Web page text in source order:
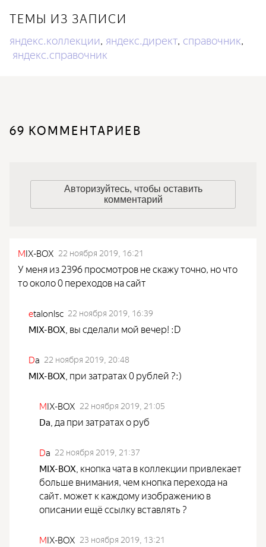
ТЕМЫ ИЗ ЗАПИСИ
яндекс.коллекции, яндекс.директ, справочник,
яндекс.справочник
69 КОММЕНТАРИЕВ
Авторизуйтесь, чтобы оставить
комментарий
MIX-BOX 22 ноября 2019, 16:21
У меня из 2396 просмотров не скажу точно, но что
то около 0 переходов на сайт
etalonlsc 22 ноября 2019, 16:39
MIX-BOX вы сделали мой вечер! :D
Da 22 ноября 2019, 20:48
MIX-BOX при затратах 0 рублей ?:)
MIX-BOX 22 ноября 2019, 21:05
Da да при затратах о руб
Da 22 ноября 2019, 21:37
MIX-BOX кнопка чата в коллекции привлекает
больше внимания, чем кнопка перехода на
сайт. может к каждому изображению в
описании ещё ссылку вставлять ?
MIX-BOX 23 ноября 2019, 13:21